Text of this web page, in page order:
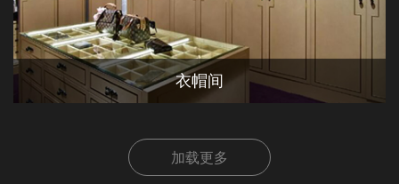
衣帽间
加载更多